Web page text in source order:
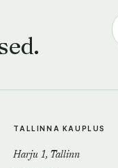
TALLINNA KAUPLUS
Harju 1, Tallinn